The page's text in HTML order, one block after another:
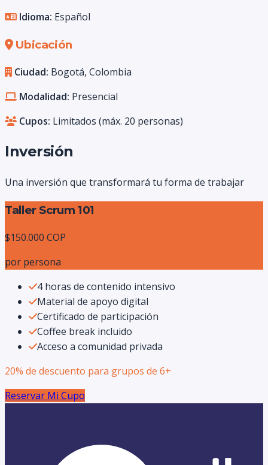
Idioma: Español
Ubicación
Ciudad: Bogotá, Colombia
Modalidad: Presencial
Cupos: Limitados (máx. 20 personas)
Inversión
Una inversión que transformará tu forma de trabajar
Taller Scrum 101
$150.000 COP
por persona
4 horas de contenido intensivo
Material de apoyo digital
Certificado de participación
Coffee break incluido
Acceso a comunidad privada
20% de descuento para grupos de 6+
Reservar Mi Cupo